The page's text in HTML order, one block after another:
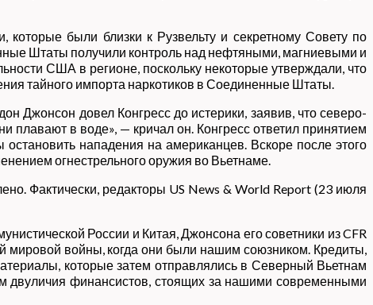
были близки к Рузвельту и секретному Совету по
Штаты получили контроль над нефтяными, магниевыми и
США в регионе, поскольку некоторые утверждали, что
тайного импорта наркотиков в Соединенные Штаты.
Джонсон довел Конгресс до истерики, заявив, что северо-
в воде», — кричал он. Конгресс ответил принятием
нападения на американцев. Вскоре после этого
огнестрельного оружия во Вьетнаме.
Фактически, редакторы US News & World Report (23 июля
России и Китая, Джонсона его советники из CFR
мировой войны, когда они были нашим союзником. Кредиты,
которые затем отправлялись в Северный Вьетнам
двуличия финансистов, стоящих за нашими современными